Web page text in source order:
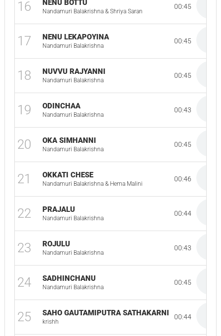
16 NENU BOTTU
Nandamuri Balakrishna & Shriya Saran
00:45
17 NENU LEKAPOYINA
Nandamuri Balakrishna
00:45
18 NUVVU RAJYANNI
Nandamuri Balakrishna
00:45
19 ODINCHAA
Nandamuri Balakrishna
00:43
20 OKA SIMHANNI
Nandamuri Balakrishna
00:45
21 OKKATI CHESE
Nandamuri Balakrishna & Hema Malini
00:46
22 PRAJALU
Nandamuri Balakrishna
00:44
23 ROJULU
Nandamuri Balakrishna
00:43
24 SADHINCHANU
Nandamuri Balakrishna
00:45
25 SAHO GAUTAMIPUTRA SATHAKARNI
krishh
00:44